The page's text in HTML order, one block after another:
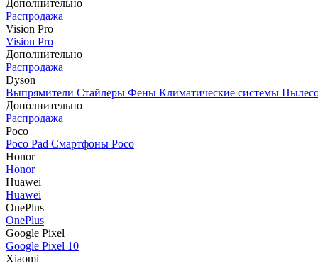
Дополнительно
Распродажа
Vision Pro
Vision Pro
Дополнительно
Распродажа
Dyson
Выпрямители Стайлеры Фены Климатические системы
Дополнительно
Распродажа
Poco
Poco Pad Смартфоны Poco
Honor
Honor
Huawei
Huawei
OnePlus
OnePlus
Google Pixel
Google Pixel 10
Xiaomi